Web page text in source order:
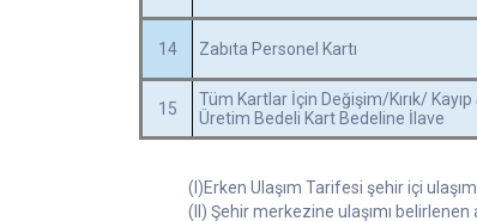
14 Zabıta Personel Kartı
15
Tüm Kartlar İçin Değişim/Kırık/ Kayıp
Üretim Bedeli Kart Bedeline İlave
(I)Erken Ulaşım Tarifesi şehir içi
(II) Şehir merkezine ulaşımı